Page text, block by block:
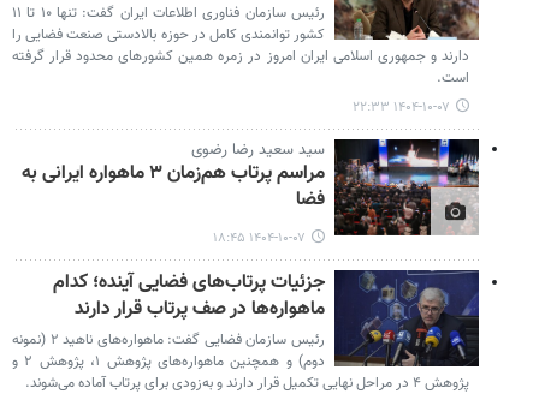
رئیس سازمان فناوری اطلاعات ایران گفت: تنها ۱۰ تا ۱۱
کشور توانمندی کامل در حوزه بالادستی صنعت فضایی را
دارند و جمهوری اسلامی ایران امروز در زمره همین کشورهای محدود قرار گرفته
است.
۱۴۰۴-۱۰-۰۷ ۲۲:۳۳
سید سعید رضا رضوی
مراسم پرتاب هم‌زمان ٣ ماهواره ایرانی به
فضا
۱۴۰۴-۱۰-۰۷ ۱۸:۴۵
جزئیات پرتاب‌های فضایی آینده؛ کدام
ماهواره‌ها در صف پرتاب قرار دارند
رئیس سازمان فضایی گفت: ماهواره‌های ناهید ۲ (نمونه
دوم) و همچنین ماهواره‌های پژوهش ۱، پژوهش ۲ و
پژوهش ۴ در مراحل نهایی تکمیل قرار دارند و به‌زودی برای پرتاب آماده می‌شوند.